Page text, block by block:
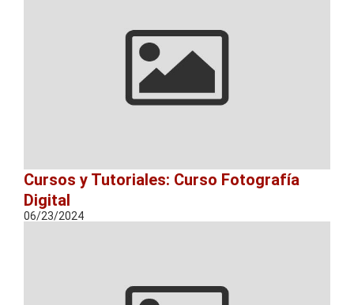
Cursos y Tutoriales: Curso Fotografía
Digital
06/23/2024